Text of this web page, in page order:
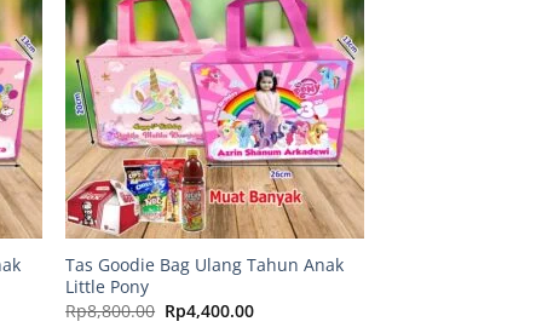
Tas Goodie Bag Ulang Tahun Anak
Little Pony
Rp8,800.00 Harga
aslinya
Rp4,400.00Harga